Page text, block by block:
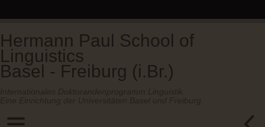
Hermann Paul School of
Linguistics
Basel - Freiburg (i.Br.)